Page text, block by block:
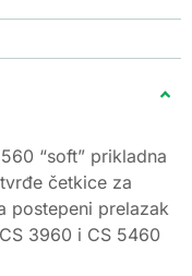
“soft” prikladna
četkice za
postepeni prelazak
3960 i CS 5460